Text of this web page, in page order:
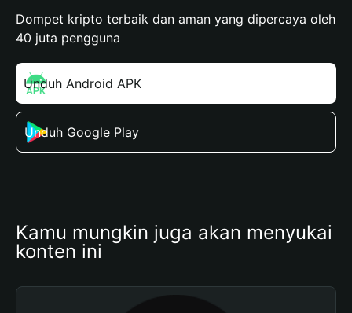
Dompet kripto terbaik dan aman yang dipercaya oleh
40 juta pengguna
Unduh Android APK
Unduh Google Play
Kamu mungkin juga akan menyukai
konten ini